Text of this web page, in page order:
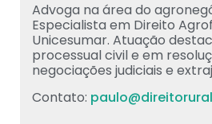
Advoga na área do
Especialista em Direito
Unicesumar. Atuação
processual civil e em
negociações judiciais e
Contato: